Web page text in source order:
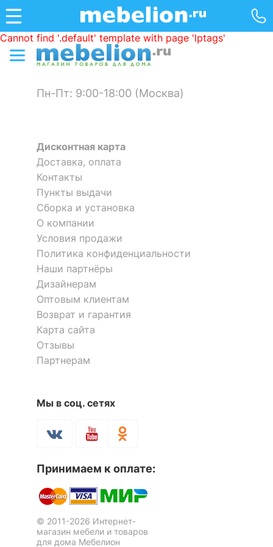
Cannot find '.default' template with page 'lptags'
Пн-Пт: 9:00-18:00 (Москва)
Дисконтная карта
Доставка, оплата
Контакты
Пункты выдачи
Сборка и установка
О компании
Условия продажи
Политика конфиденциальности
Наши партнёры
Дизайнерам
Оптовым клиентам
Возврат и гарантия
Карта сайта
Отзывы
Партнерам
Мы в соц. сетях
Принимаем к оплате:
© 2011-2026 Интернет-
магазин мебели и товаров
для дома Мебелион